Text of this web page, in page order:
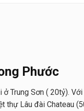
Phước
Trung Sơn ( 20tỷ).
thự Lâu đài Chateau